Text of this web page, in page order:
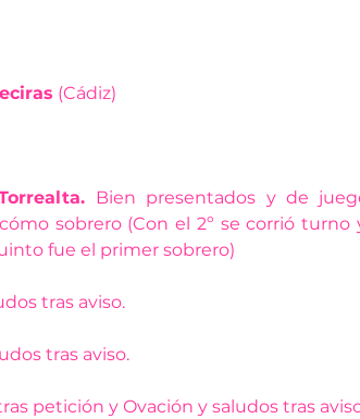
(Cádiz)
Bien presentados y de
sobrero (Con el 2º se corrió turno
fue el primer sobrero)
tras aviso.
tras aviso.
petición y Ovación y saludos tras